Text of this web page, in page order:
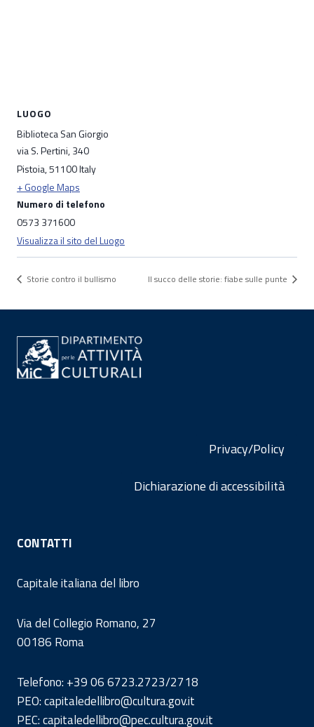
LUOGO
Biblioteca San Giorgio
via S. Pertini, 340
Pistoia,51100Italy
+ Google Maps
Numero di telefono
0573 371600
Visualizza il sito del Luogo
Storie contro il bullismo Il succo delle storie: fiabe sulle punte
Privacy/Policy
Dichiarazione di accessibilità
CONTATTI
Capitale italiana del libro
Via del Collegio Romano, 27
00186 Roma
Telefono: +39 06 6723.2723/2718
PEO: capitaledellibro@cultura.gov.it
PEC: capitaledellibro@pec.cultura.gov.it